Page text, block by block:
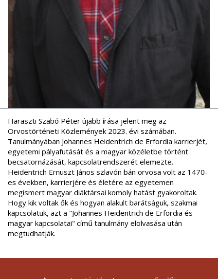
Haraszti Szabó Péter újabb írása jelent meg az
Orvostörténeti Közlemények 2023. évi számában.
Tanulmányában Johannes Heidentrich de Erfordia karrierjét,
egyetemi pályafutását és a magyar közéletbe történt
becsatornázását, kapcsolatrendszerét elemezte.
Heidentrich Ernuszt János szlavón bán orvosa volt az 1470-
es években, karrierjére és életére az egyetemen
megismert magyar diáktársai komoly hatást gyakoroltak.
Hogy kik voltak ők és hogyan alakult barátságuk, szakmai
kapcsolatuk, azt a "Johannes Heidentrich de Erfordia és
magyar kapcsolatai" című tanulmány elolvasása után
megtudhatják.